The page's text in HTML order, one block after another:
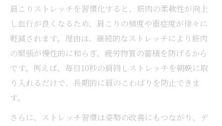
肩こり予防に役立つストレッチの続け方
肩こり対策に欠かせないリラックス習慣と
は
肩こりを悪化させない体の動かし方の工夫
肩こり緩和に効果的なセルフケアの習慣化
肩こり対策のポイントと快適な毎日へのヒント
介
肩こりストレッチを習慣化すると、筋肉の柔軟性が向上
し血行が良くなるため、肩こりの頻度や重症度が徐々に
軽減されます。理由は、継続的なストレッチにより筋肉
の緊張が慢性的に和らぎ、疲労物質の蓄積を防げるから
です。例えば、毎日10秒の肩回しストレッチを朝晩に取
り入れるだけで、長期的に肩のこわばりを防止できま
す。
さらに、ストレッチ習慣は姿勢の改善にもつながり、デ